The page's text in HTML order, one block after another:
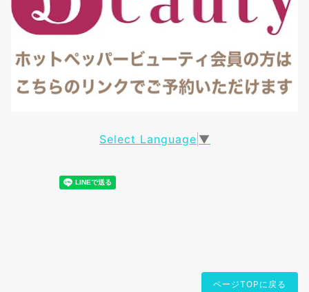
Select Language ▼
ページTOPに戻る